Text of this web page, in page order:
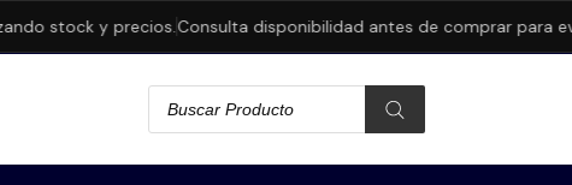
y precios. Consulta disponibilidad antes de comprar para evitar